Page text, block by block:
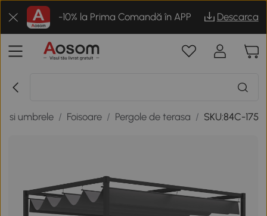
-10% la Prima Comandă în APP Descarca
si umbrele / Foisoare / Pergole de terasa / SKU:84C-175